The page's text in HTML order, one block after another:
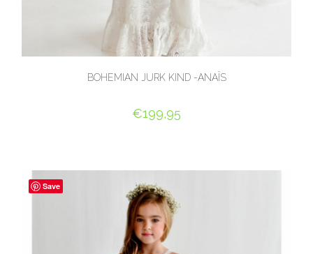
BOHEMIAN JURK KIND -ANAÏS
€199,95
Save